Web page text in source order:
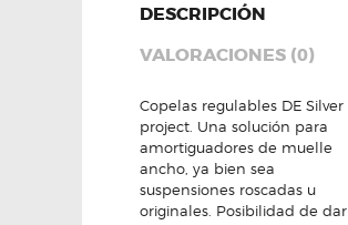
DESCRIPCIÓN
VALORACIONES (0)
Copelas regulables DE Silver
project. Una solución para
amortiguadores de muelle
ancho, ya bien sea
suspensiones roscadas u
originales. Posibilidad de dar